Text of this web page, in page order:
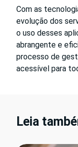
Com as
evolução dos
o uso desses
abrangente e
processo de
acessível para
Leia